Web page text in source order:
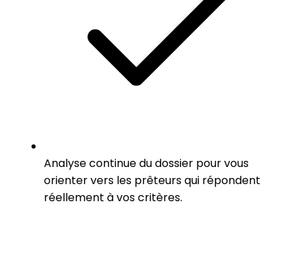
Analyse continue du dossier pour vous
orienter vers les prêteurs qui répondent
réellement à vos critères.